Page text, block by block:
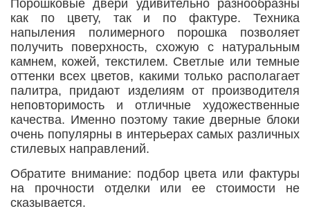
Порошковые двери удивительно разнообразны
как по цвету, так и по фактуре. Техника
напыления полимерного порошка позволяет
получить поверхность, схожую с натуральным
камнем, кожей, текстилем. Светлые или темные
оттенки всех цветов, какими только располагает
палитра, придают изделиям от производителя
неповторимость и отличные художественные
качества. Именно поэтому такие дверные блоки
очень популярны в интерьерах самых различных
стилевых направлений.
Обратите внимание: подбор цвета или фактуры
на прочности отделки или ее стоимости не
сказывается.